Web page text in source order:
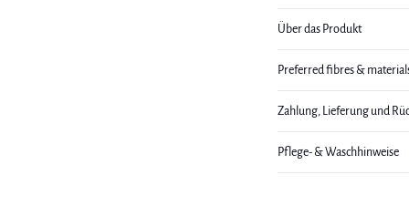
Über das Produkt
Preferred fibres &
Zahlung, Lieferung und
Pflege- & Waschhinweise